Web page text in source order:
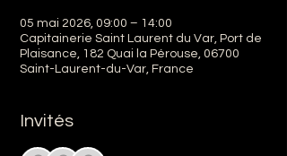
05 mai 2026, 09:00 – 14:00
Capitainerie Saint Laurent du Var, Port de
Plaisance, 182 Quai la Pérouse, 06700
Saint-Laurent-du-Var, France
Invités